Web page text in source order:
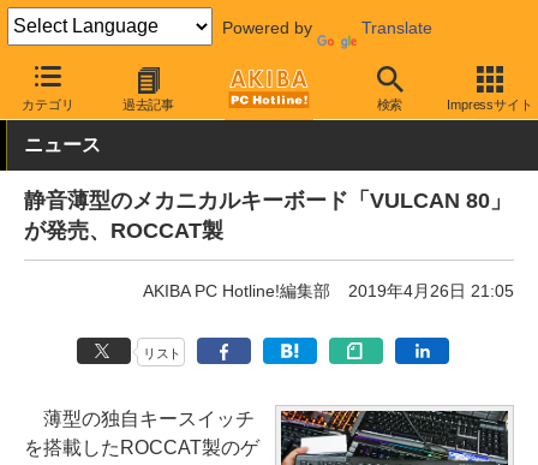
Powered by Translate
カテゴリ 過去記事 検索 Impressサイト
AKIBA PC Hotline! PC周辺機器 キーボード ROCCAT
ニュース
静音薄型のメカニカルキーボード「VULCAN 80」
が発売、ROCCAT製
AKIBA PC Hotline!編集部 2019年4月26日 21:05
リスト
薄型の独自キースイッチ
を搭載したROCCAT製のゲ